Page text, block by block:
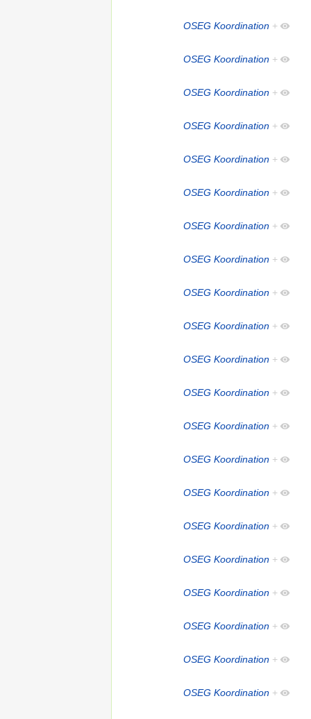
OSEG Koordination +
OSEG Koordination +
OSEG Koordination +
OSEG Koordination +
OSEG Koordination +
OSEG Koordination +
OSEG Koordination +
OSEG Koordination +
OSEG Koordination +
OSEG Koordination +
OSEG Koordination +
OSEG Koordination +
OSEG Koordination +
OSEG Koordination +
OSEG Koordination +
OSEG Koordination +
OSEG Koordination +
OSEG Koordination +
OSEG Koordination +
OSEG Koordination +
OSEG Koordination +